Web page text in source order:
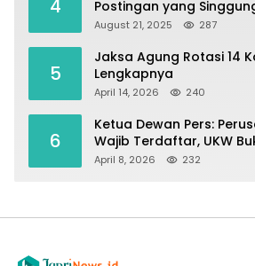
4
Postingan yang
Emosi
August 21, 2025 287
5
Jaksa Agung Rotasi 14
Lengkapnya
April 14, 2026 240
6
Ketua Dewan Pers:
Wajib Terdaftar, UKW
Wartawan
April 8, 2026 232